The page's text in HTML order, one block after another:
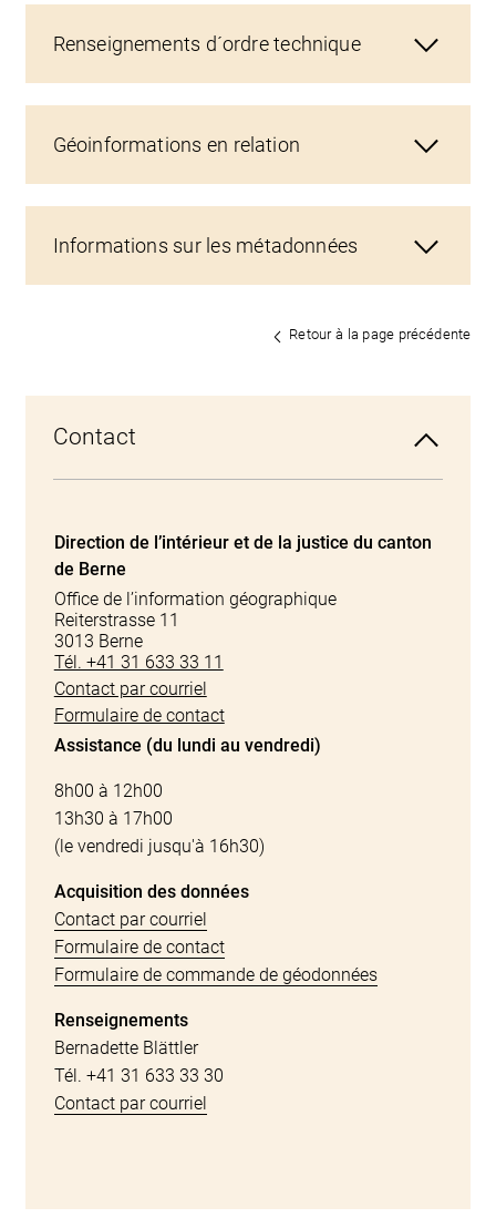
Renseignements d´ordre technique
Géoinformations en relation
Informations sur les métadonnées
Retour à la page précédente
Contact
Direction de l’intérieur et de la justice du canton
de Berne
Office de l’information géographique
Reiterstrasse 11
3013 Berne
Tél. +41 31 633 33 11
Contact par courriel
Formulaire de contact
Assistance (du lundi au vendredi)
8h00 à 12h00
13h30 à 17h00
(le vendredi jusqu'à 16h30)
Acquisition des données
Contact par courriel
Formulaire de contact
Formulaire de commande de géodonnées
Renseignements
Bernadette Blättler
Tél. +41 31 633 33 30
Contact par courriel